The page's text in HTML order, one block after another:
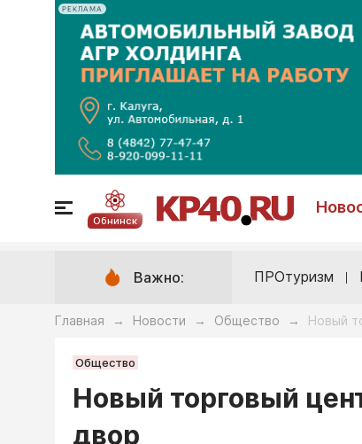
РЕКЛАМА
Обнинск
Важно: ПРОтуризм
Главная → Новости → Общество → Новый
Общество
Новый торговый
двор